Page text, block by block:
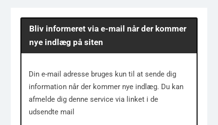
Bliv informeret via e-mail når der kommer
nye indlæg på siten
Din e-mail adresse bruges kun til at sende dig
information når der kommer nye indlæg. Du kan
afmelde dig denne service via linket i de
udsendte mail